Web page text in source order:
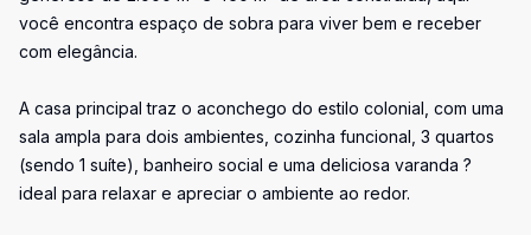
você encontra espaço de sobra para viver bem e receber
com elegância.
A casa principal traz o aconchego do estilo colonial, com uma
sala ampla para dois ambientes, cozinha funcional, 3 quartos
(sendo 1 suíte), banheiro social e uma deliciosa varanda ?
ideal para relaxar e apreciar o ambiente ao redor.